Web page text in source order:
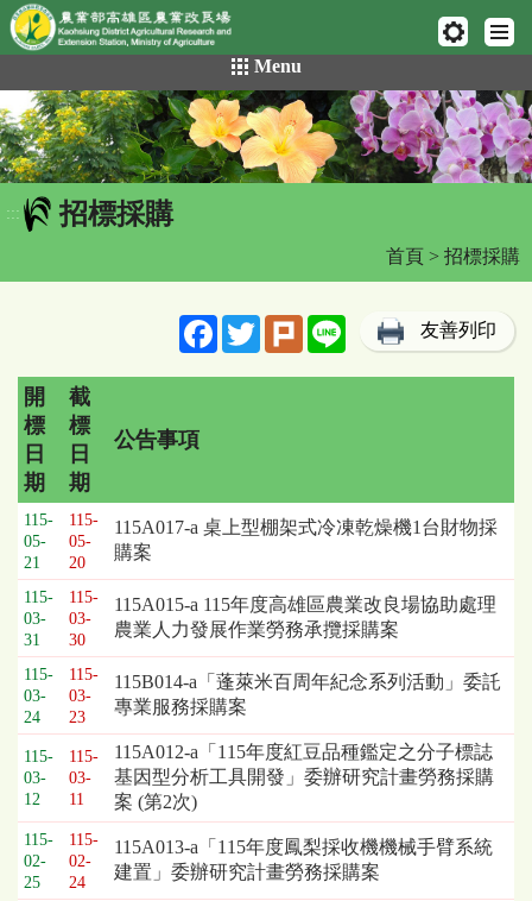
網頁置頂
到
主
要
內
容
區
Menu
::: 招標採購
首頁 > 招標採購
FacebookTwitterPlurk Line 友善列印
招
標
採
購
列
表，
欄
位
依
序
為：
開
日
期、
截
開
標
日
期
截
標
日
期
公告事項
115-
05-
21
115-
05-
20
115A017-a 桌上型棚架式冷凍乾燥機1台財物採
購案
115-
03-
31
115-
03-
30
115A015-a 115年度高雄區農業改良場協助處理
農業人力發展作業勞務承攬採購案
115-
03-
24
115-
03-
23
115B014-a「蓬萊米百周年紀念系列活動」委託
專業服務採購案
115-
03-
12
115-
03-
11
115A012-a「115年度紅豆品種鑑定之分子標誌
基因型分析工具開發」委辦研究計畫勞務採購
案 (第2次)
115-
02-
25
115-
02-
24
115A013-a「115年度鳳梨採收機機械手臂系統
建置」委辦研究計畫勞務採購案